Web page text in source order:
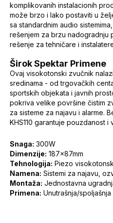
komplikovanih instalacionih
može brzo i lako postaviti u
sa standardnim audio
rešenjem za brzu nadogradnju
rešenje za tehničare i
Širok Spektar Primene
Ovaj visokotonski zvučnik
sredinama - od trgovačkih
sportskih objekata i javnih
pokriva velike površine čistim
za sisteme za najavu i alarme.
KHS110 garantuje pouzdanost i
Snaga: 300W
Dimenzije: 187x87mm
Tehnologija: Piezo
Namena: Sistemi za najavu,
Montaža: Jednostavna
Primena: Unutrašnja/spoljašnja